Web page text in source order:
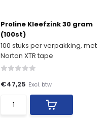
Proline Kleefzink 30 gram
(100st)
100 stuks per verpakking, met
Norton XTR tape
€47,25 Excl. btw